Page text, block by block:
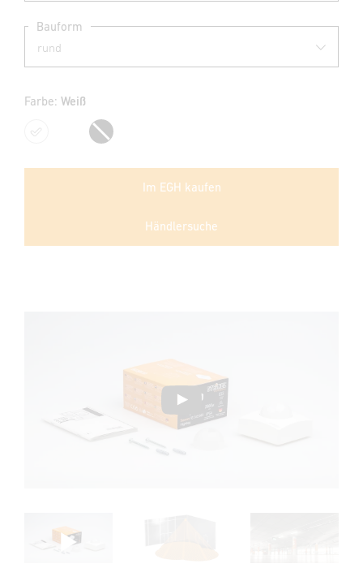
Bauform
Farbe: Weiß
Weiß Schwarz
Im EGH kaufen
Händlersuche